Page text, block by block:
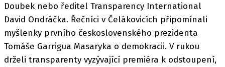
Doubek nebo ředitel Transparency International
David Ondráčka. Řečníci v Čelákovicích připomínali
myšlenky prvního československého prezidenta
Tomáše Garrigua Masaryka o demokracii. V rukou
drželi transparenty vyzývající premiéra k odstoupení,